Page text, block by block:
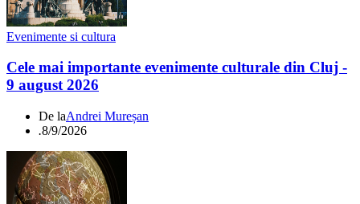
Evenimente si cultura
Cele mai importante evenimente culturale din Cluj -
9 august 2026
De laAndrei Mureșan
.8/9/2026